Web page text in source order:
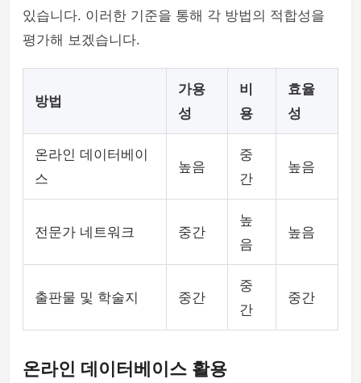
있습니다. 이러한 기준을 통해 각 방법의 적합성을
평가해 보겠습니다.
방법
가용
성
비
용
효율
성
온라인 데이터베이
스
높음
중
간
높음
전문가 네트워크 중간
높
음
높음
출판물 및 학술지 중간
중
간
중간
온라인 데이터베이스 활용